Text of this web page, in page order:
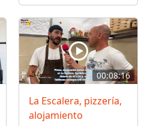
00:08:16
La Escalera, pizzería,
alojamiento